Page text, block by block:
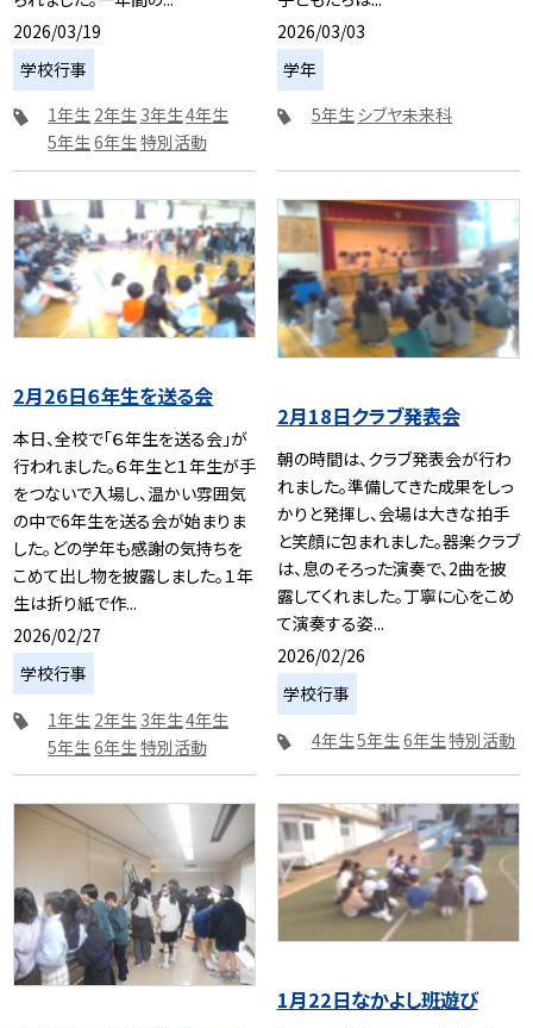
2026/03/19
学校行事
1年生 2年生 3年生4年生
5年生6年生特別活動
2026/03/03
学年
5年生シブヤ未来科
2月26日６年生を送る会
本日、全校で「６年生を送る会」が
行われました。６年生と１年生が手
をつないで入場し、温かい雰囲気
の中で6年生を送る会が始まりま
した。どの学年も感謝の気持ちを
こめて出し物を披露しました。１年
生は折り紙で作...
2026/02/27
学校行事
1年生 2年生 3年生4年生
5年生 6年生 特別活動
2月18日クラブ発表会
朝の時間は、クラブ発表会が行わ
れました。準備してきた成果をしっ
かりと発揮し、会場は大きな拍手
と笑顔に包まれました。器楽クラブ
は、息のそろった演奏で、2曲を披
露してくれました。丁寧に心をこめ
て演奏する姿...
2026/02/26
学校行事
4年生5年生 6年生特別活動
1月22日なかよし班遊び